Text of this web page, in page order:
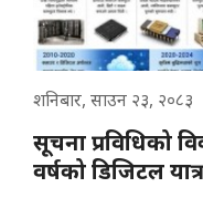
शनिबार, साउन २३, २०८३
सूचना प्रविधिको
वर्षको डिजिटल